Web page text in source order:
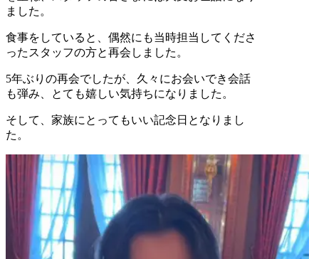
ました。
食事をしていると、偶然にも当時担当してくださ
ったスタッフの方と再会しました。
5年ぶりの再会でしたが、久々にお会いでき会話
も弾み、とても嬉しい気持ちになりました。
そして、家族にとってもいい記念日となりまし
た。